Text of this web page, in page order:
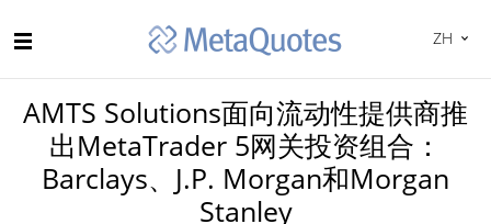
ZH
AMTS Solutions面向流动性提供商推
出MetaTrader 5网关投资组合：
Barclays、J.P. Morgan和Morgan
Stanley